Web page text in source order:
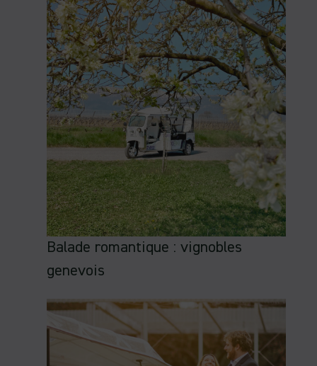
Balade romantique : vignobles
genevois